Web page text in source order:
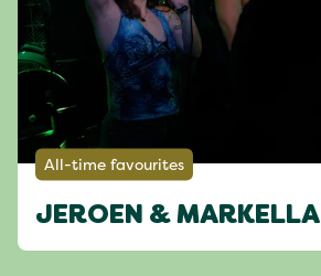
All-time favourites
JEROEN & MARKELLA